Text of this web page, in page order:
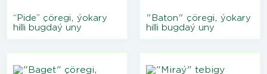
“Pide” çöregi, ýokary
hilli bugdaý uny
"Baton" çöregi, ýokary
hilli bugdaý uny